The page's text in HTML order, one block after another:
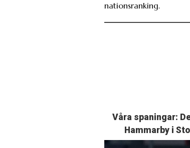
nationsranking.
Våra spaningar:
Hammarby i